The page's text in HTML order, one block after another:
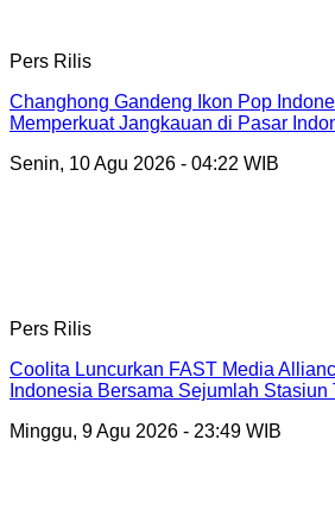
Pers Rilis
Changhong Gandeng Ikon Pop
Memperkuat Jangkauan di Pasar
Senin, 10 Agu 2026 - 04:22 WIB
Pers Rilis
Coolita Luncurkan FAST Media
Indonesia Bersama Sejumlah Stasiun
Minggu, 9 Agu 2026 - 23:49 WIB